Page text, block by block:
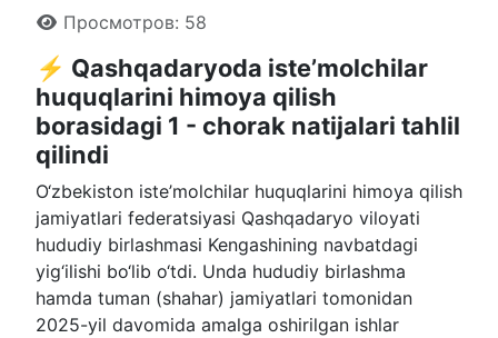
Просмотров: 58
⚡️ Qashqadaryoda iste’molchilar
huquqlarini himoya qilish
borasidagi 1 - chorak natijalari tahlil
qilindi
O‘zbekiston iste’molchilar huquqlarini himoya qilish
jamiyatlari federatsiyasi Qashqadaryo viloyati
hududiy birlashmasi Kengashining navbatdagi
yig‘ilishi bo‘lib o‘tdi. Unda hududiy birlashma
hamda tuman (shahar) jamiyatlari tomonidan
2025-yil davomida amalga oshirilgan ishlar